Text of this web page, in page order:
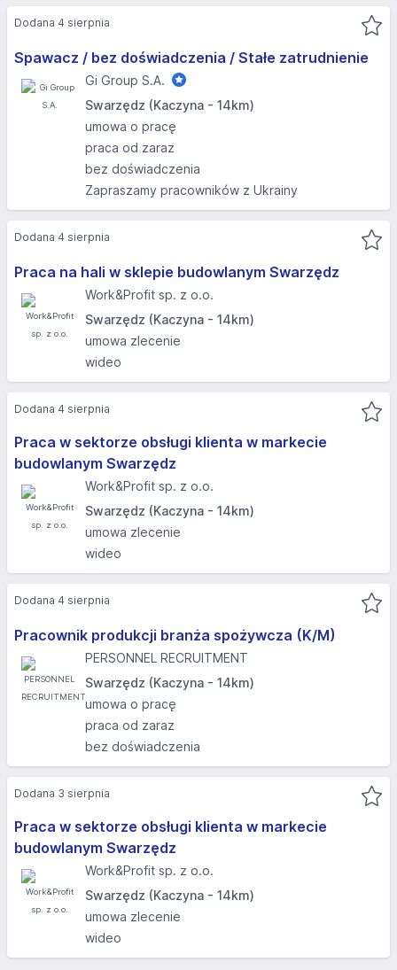
Spawacz / bez doświadczenia / Stałe zatrudnienie
Gi Group S.A.
Swarzędz (Kaczyna - 14km)
umowa o pracę
praca od zaraz
bez doświadczenia
Zapraszamy pracowników z Ukrainy
Dodana 4 sierpnia
Praca na hali w sklepie budowlanym Swarzędz
Work&Profit sp. z o.o.
Swarzędz (Kaczyna - 14km)
umowa zlecenie
wideo
Dodana 4 sierpnia
Praca w sektorze obsługi klienta w markecie
budowlanym Swarzędz
Work&Profit sp. z o.o.
Swarzędz (Kaczyna - 14km)
umowa zlecenie
wideo
Dodana 4 sierpnia
Pracownik produkcji branża spożywcza (K/M)
PERSONNEL RECRUITMENT
Swarzędz (Kaczyna - 14km)
umowa o pracę
praca od zaraz
bez doświadczenia
Dodana 4 sierpnia
Praca w sektorze obsługi klienta w markecie
budowlanym Swarzędz
Work&Profit sp. z o.o.
Swarzędz (Kaczyna - 14km)
umowa zlecenie
wideo
Dodana 3 sierpnia